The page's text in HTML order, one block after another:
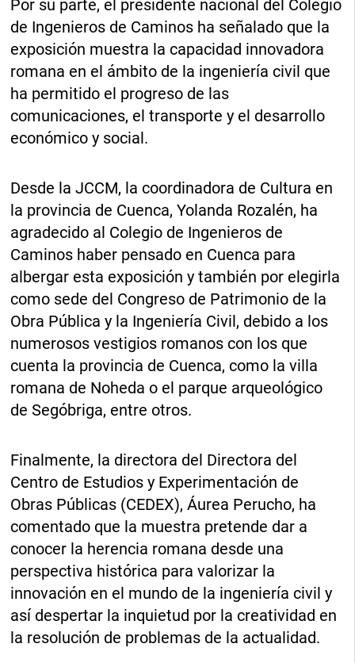
Por su parte, el presidente nacional del Colegio
de Ingenieros de Caminos ha señalado que la
exposición muestra la capacidad innovadora
romana en el ámbito de la ingeniería civil que
ha permitido el progreso de las
comunicaciones, el transporte y el desarrollo
económico y social.
Desde la JCCM, la coordinadora de Cultura en
la provincia de Cuenca, Yolanda Rozalén, ha
agradecido al Colegio de Ingenieros de
Caminos haber pensado en Cuenca para
albergar esta exposición y también por elegirla
como sede del Congreso de Patrimonio de la
Obra Pública y la Ingeniería Civil, debido a los
numerosos vestigios romanos con los que
cuenta la provincia de Cuenca, como la villa
romana de Noheda o el parque arqueológico
de Segóbriga, entre otros.
Finalmente, la directora del Directora del
Centro de Estudios y Experimentación de
Obras Públicas (CEDEX), Áurea Perucho, ha
comentado que la muestra pretende dar a
conocer la herencia romana desde una
perspectiva histórica para valorizar la
innovación en el mundo de la ingeniería civil y
así despertar la inquietud por la creatividad en
la resolución de problemas de la actualidad.